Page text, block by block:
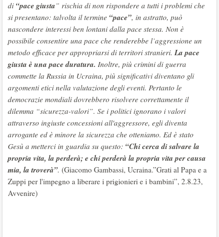
di “pace giusta” rischia di non rispondere a tutti i problemi che
si presentano: talvolta il termine “pace”, in astratto, può
nascondere interessi ben lontani dalla pace stessa. Non è
possibile consentire una pace che renderebbe l’aggressione un
metodo efficace per appropriarsi di territori stranieri.La pace
giusta è una pace duratura. Inoltre, più crimini di guerra
commette la Russia in Ucraina, più significativi diventano gli
argomenti etici nella valutazione degli eventi. Pertanto le
democrazie mondiali dovrebbero risolvere correttamente il
dilemma “sicurezza-valori”. Se i politici ignorano i valori
attraverso ingiuste concessioni all'aggressore, egli diventa
arrogante ed è minore la sicurezza che otteniamo. Ed è stato
Gesù a metterci in guardia su questo: “Chi cerca di salvare la
propria vita, la perderà; e chi perderà la propria vita per causa
mia, la troverà”. (Giacomo Gambassi, Ucraina.”Grati al Papa e a
Zuppi per l'impegno a liberare i prigionieri e i bambini”, 2.8.23,
Avvenire)